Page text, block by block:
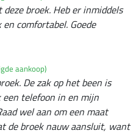
broek. Heb er inmiddels
comfortabel. Goede
aankoop)
De zak op het been is
een telefoon in en mijn
wel aan om een maat
de broek nauw aansluit, want